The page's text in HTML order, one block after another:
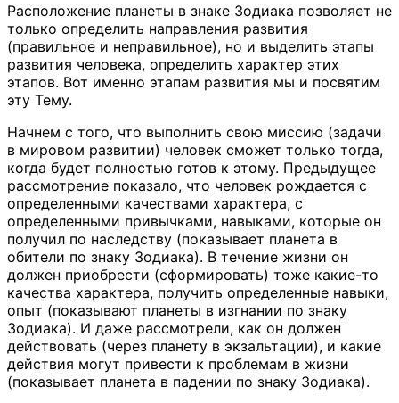
Расположение планеты в знаке Зодиака позволяет не
только определить направления развития
(правильное и неправильное), но и выделить этапы
развития человека, определить характер этих
этапов. Вот именно этапам развития мы и посвятим
эту Тему.
Начнем с того, что выполнить свою миссию (задачи
в мировом развитии) человек сможет только тогда,
когда будет полностью готов к этому. Предыдущее
рассмотрение показало, что человек рождается с
определенными качествами характера, с
определенными привычками, навыками, которые он
получил по наследству (показывает планета в
обители по знаку Зодиака). В течение жизни он
должен приобрести (сформировать) тоже какие-то
качества характера, получить определенные навыки,
опыт (показывают планеты в изгнании по знаку
Зодиака). И даже рассмотрели, как он должен
действовать (через планету в экзальтации), и какие
действия могут привести к проблемам в жизни
(показывает планета в падении по знаку Зодиака).